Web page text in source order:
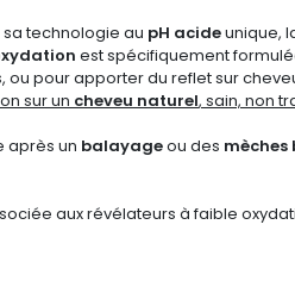
sa technologie au pH acideunique,
est spécifiquement
ou pour apporter du reflet sur
sur un cheveu naturel, sain, non
après un balayageou des mèches
aux révélateurs à faible